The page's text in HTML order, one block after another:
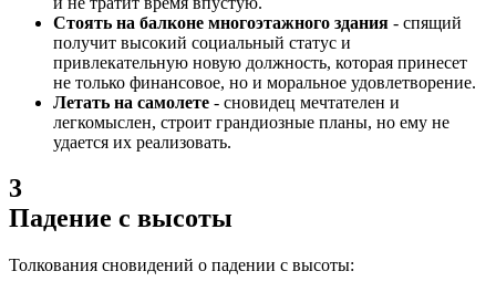
Стоять на балконе многоэтажного здания - спящий
получит высокий социальный статус и
привлекательную новую должность, которая принесет
не только финансовое, но и моральное удовлетворение.
Летать на самолете - сновидец мечтателен и
легкомыслен, строит грандиозные планы, но ему не
удается их реализовать.
3
Падение с высоты
Толкования сновидений о падении с высоты: